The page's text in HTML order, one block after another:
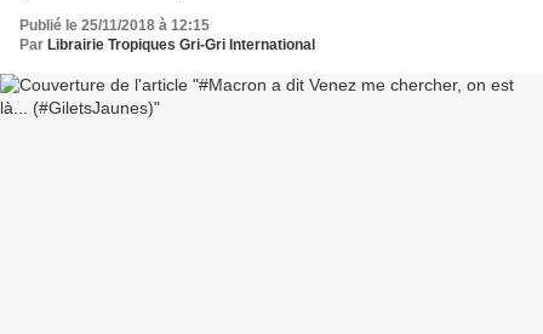
Publié le 25/11/2018 à 12:15
Par Librairie Tropiques Gri-Gri International